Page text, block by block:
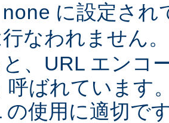
none に設定され
行なわれません
、URL エンコ
呼ばれています
の使用に適切で